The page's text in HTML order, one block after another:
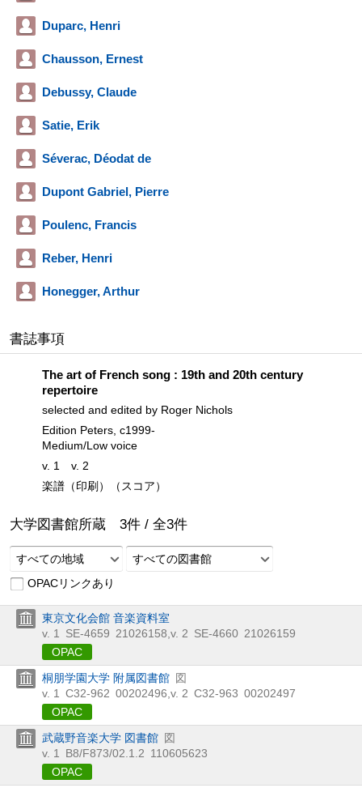
Duparc, Henri
Chausson, Ernest
Debussy, Claude
Satie, Erik
Séverac, Déodat de
Dupont Gabriel, Pierre
Poulenc, Francis
Reber, Henri
Honegger, Arthur
書誌事項
The art of French song : 19th and 20th century
repertoire
selected and edited by Roger Nichols
Edition Peters, c1999-
Medium/Low voice
v. 1
v. 2
楽譜（印刷）（スコア）
大学図書館所蔵 3件 / 全3件
すべての地域
すべての図書館
OPACリンクあり
東京文化会館 音楽資料室
v. 1
SE-4659 21026158 v. 2 SE-4660 21026159
OPAC
桐朋学園大学 附属図書館 図
v. 1
C32-962 00202496 v. 2 C32-963 00202497
OPAC
武蔵野音楽大学 図書館 図
v. 1
B8/F873/02.1.2 110605623
OPAC